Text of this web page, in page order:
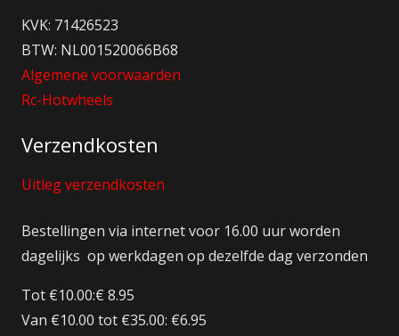
KVK: 71426523
BTW: NL001520066B68
Algemene voorwaarden
Rc-Hotwheels
Verzendkosten
Uitleg verzendkosten
Bestellingen via internet voor 16.00 uur worden
dagelijks op werkdagen op dezelfde dag verzonden
Tot €10.00:€ 8.95
Van €10.00 tot €35.00: €6.95